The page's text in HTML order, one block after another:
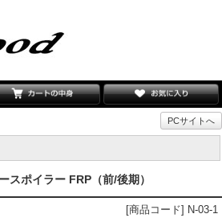
PCサイトへ
スポイラー FRP（前/後期）
[商品コード] N-03-1